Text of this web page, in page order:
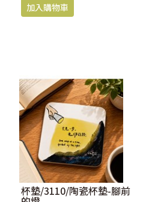
杯墊/3110/陶瓷杯墊-腳前